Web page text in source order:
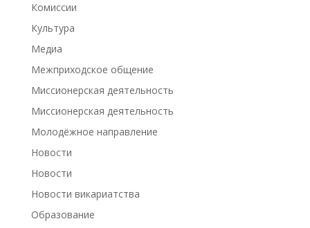
Комиссии
Культура
Медиа
Межприходское общение
Миссионерская деятельность
Миссионерская деятельность
Молодёжное направление
Новости
Новости
Новости викариатства
Образование